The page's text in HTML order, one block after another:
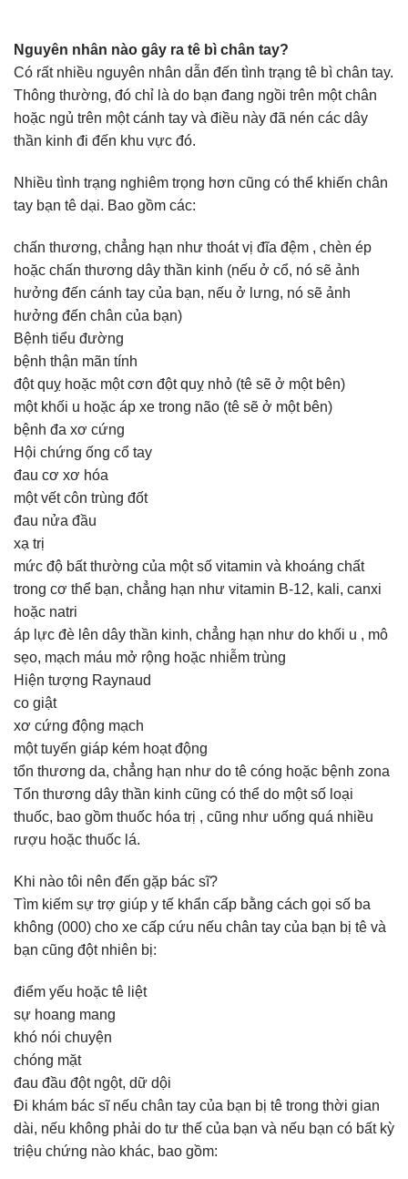
Nguyên nhân nào gây ra tê bì chân tay?
Có rất nhiều nguyên nhân dẫn đến tình trạng tê bì chân tay.
Thông thường, đó chỉ là do bạn đang ngồi trên một chân
hoặc ngủ trên một cánh tay và điều này đã nén các dây
thần kinh đi đến khu vực đó.
Nhiều tình trạng nghiêm trọng hơn cũng có thể khiến chân
tay bạn tê dại. Bao gồm các:
chấn thương, chẳng hạn như thoát vị đĩa đệm , chèn ép
hoặc chấn thương dây thần kinh (nếu ở cổ, nó sẽ ảnh
hưởng đến cánh tay của bạn, nếu ở lưng, nó sẽ ảnh
hưởng đến chân của bạn)
Bệnh tiểu đường
bệnh thận mãn tính
đột quỵ hoặc một cơn đột quỵ nhỏ (tê sẽ ở một bên)
một khối u hoặc áp xe trong não (tê sẽ ở một bên)
bệnh đa xơ cứng
Hội chứng ống cổ tay
đau cơ xơ hóa
một vết côn trùng đốt
đau nửa đầu
xạ trị
mức độ bất thường của một số vitamin và khoáng chất
trong cơ thể bạn, chẳng hạn như vitamin B-12, kali, canxi
hoặc natri
áp lực đè lên dây thần kinh, chẳng hạn như do khối u , mô
sẹo, mạch máu mở rộng hoặc nhiễm trùng
Hiện tượng Raynaud
co giật
xơ cứng động mạch
một tuyến giáp kém hoạt động
tổn thương da, chẳng hạn như do tê cóng hoặc bệnh zona
Tổn thương dây thần kinh cũng có thể do một số loại
thuốc, bao gồm thuốc hóa trị , cũng như uống quá nhiều
rượu hoặc thuốc lá.
Khi nào tôi nên đến gặp bác sĩ?
Tìm kiếm sự trợ giúp y tế khẩn cấp bằng cách gọi số ba
không (000) cho xe cấp cứu nếu chân tay của bạn bị tê và
bạn cũng đột nhiên bị:
điểm yếu hoặc tê liệt
sự hoang mang
khó nói chuyện
chóng mặt
đau đầu đột ngột, dữ dội
Đi khám bác sĩ nếu chân tay của bạn bị tê trong thời gian
dài, nếu không phải do tư thế của bạn và nếu bạn có bất kỳ
triệu chứng nào khác, bao gồm: